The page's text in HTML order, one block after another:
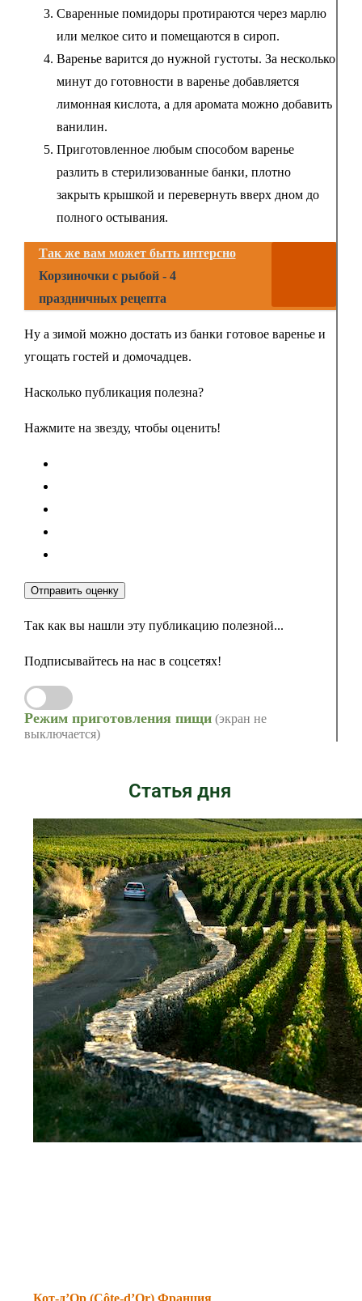
Сваренные помидоры протираются через марлю
или мелкое сито и помещаются в сироп.
Варенье варится до нужной густоты. За несколько
минут до готовности в варенье добавляется
лимонная кислота, а для аромата можно добавить
ванилин.
Приготовленное любым способом варенье
разлить в стерилизованные банки, плотно
закрыть крышкой и перевернуть вверх дном до
полного остывания.
Так же вам может быть интерсно
Корзиночки с рыбой - 4
праздничных рецепта
Ну а зимой можно достать из банки готовое варенье и
угощать гостей и домочадцев.
Насколько публикация полезна?
Нажмите на звезду, чтобы оценить!
Отправить оценку
Так как вы нашли эту публикацию полезной...
Подписывайтесь на нас в соцсетях!
Режим приготовления пищи(экран не
выключается)
Статья дня